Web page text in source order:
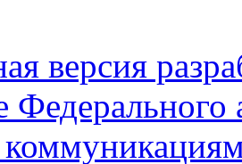
версия